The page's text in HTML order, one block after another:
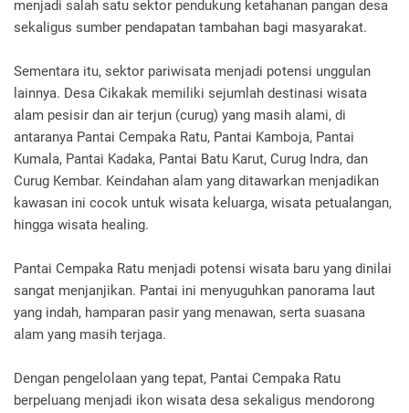
menjadi salah satu sektor pendukung ketahanan pangan desa
sekaligus sumber pendapatan tambahan bagi masyarakat.
Sementara itu, sektor pariwisata menjadi potensi unggulan
lainnya. Desa Cikakak memiliki sejumlah destinasi wisata
alam pesisir dan air terjun (curug) yang masih alami, di
antaranya Pantai Cempaka Ratu, Pantai Kamboja, Pantai
Kumala, Pantai Kadaka, Pantai Batu Karut, Curug Indra, dan
Curug Kembar. Keindahan alam yang ditawarkan menjadikan
kawasan ini cocok untuk wisata keluarga, wisata petualangan,
hingga wisata healing.
Pantai Cempaka Ratu menjadi potensi wisata baru yang dinilai
sangat menjanjikan. Pantai ini menyuguhkan panorama laut
yang indah, hamparan pasir yang menawan, serta suasana
alam yang masih terjaga.
Dengan pengelolaan yang tepat, Pantai Cempaka Ratu
berpeluang menjadi ikon wisata desa sekaligus mendorong